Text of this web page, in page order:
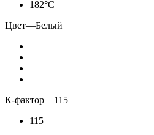
182°С
Цвет—Белый
К-фактор—115
115